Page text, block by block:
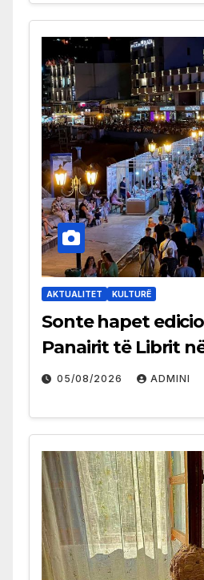
AKTUALITET KULTURË
Sonte hapet
Panairit të Librit
05/08/2026 ADMINI